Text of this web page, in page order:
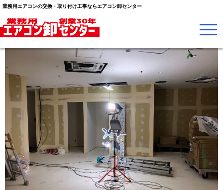
業務用エアコンの交換・取り付け工事ならエアコン卸センター
ツイン 2セット、天井カセット形2方向 3馬力 ツイン
1セット を施工させていただきました。